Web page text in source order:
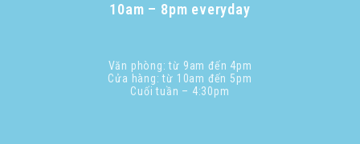
10am – 8pm everyday
Văn phòng: từ 9am đến 4pm
Cửa hàng: từ 10am đến 5pm
Cuối tuần – 4:30pm